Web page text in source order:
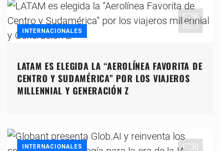
INTERNACIONALES
LATAM ES ELEGIDA LA “AEROLÍNEA FAVORITA DE
CENTRO Y SUDAMÉRICA” POR LOS VIAJEROS
MILLENNIAL Y GENERACIÓN Z
INTERNACIONALES